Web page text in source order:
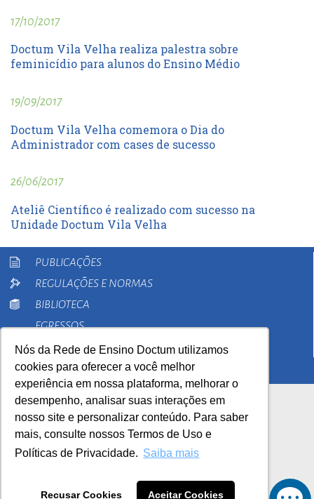
Nós da Rede de Ensino Doctum utilizamos
cookies para oferecer a você melhor
experiência em nossa plataforma, melhorar o
desempenho, analisar suas interações em
nosso site e personalizar conteúdo. Para saber
mais, consulte nossos Termos de Uso e
Políticas de Privacidade. Saiba mais
Recusar Cookies Aceitar Cookies
17/10/2017
Doctum Vila Velha realiza palestra sobre
feminicídio para alunos do Ensino Médio
19/09/2017
Doctum Vila Velha comemora o Dia do
Administrador com cases de sucesso
26/06/2017
Ateliê Científico é realizado com sucesso na
Unidade Doctum Vila Velha
PUBLICAÇÕES
REGULAÇÕES E NORMAS
BIBLIOTECA
EGRESSOS
PESQUISA
EXTENSÃO
AutoAvaliação Institucional
0800 033 1100